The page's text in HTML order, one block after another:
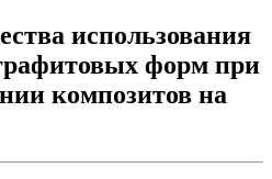
использования
форм при
композитов на